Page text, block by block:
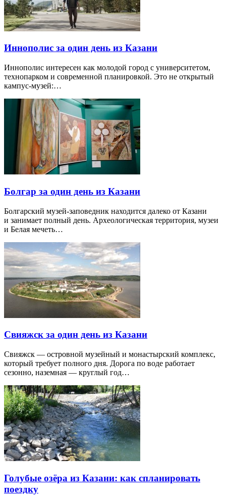
Иннополис за один день из Казани
Иннополис интересен как молодой город с университетом,
технопарком и современной планировкой. Это не открытый
кампус-музей:…
Болгар за один день из Казани
Болгарский музей-заповедник находится далеко от Казани
и занимает полный день. Археологическая территория, музеи
и Белая мечеть…
Свияжск за один день из Казани
Свияжск — островной музейный и монастырский комплекс,
который требует полного дня. Дорога по воде работает
сезонно, наземная — круглый год…
Голубые озёра из Казани: как спланировать
поездку